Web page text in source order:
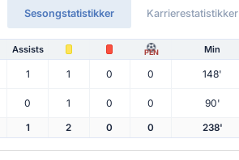
Sesongstatistikker Karrierestatistikker
Assists PEN Min
1 1 0 0 148'
0 1 0 0 90'
1 2 0 0 238'